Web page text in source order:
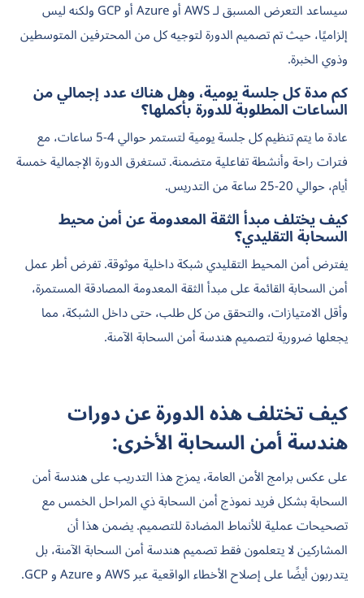
سيساعد التعرض المسبق لـ AWS أو Azure أو GCP ولكنه ليس
إلزاميًا، حيث تم تصميم الدورة لتوجيه كل من المحترفين المتوسطين
وذوي الخبرة.
كم مدة كل جلسة يومية، وهل هناك عدد إجمالي من
الساعات المطلوبة للدورة بأكملها؟
عادة ما يتم تنظيم كل جلسة يومية لتستمر حوالي 4-5 ساعات، مع
فترات راحة وأنشطة تفاعلية متضمنة. تستغرق الدورة الإجمالية خمسة
أيام، حوالي 20-25 ساعة من التدريس.
كيف يختلف مبدأ الثقة المعدومة عن أمن محيط
السحابة التقليدي؟
يفترض أمن المحيط التقليدي شبكة داخلية موثوقة. تفرض أطر عمل
أمن السحابة القائمة على مبدأ الثقة المعدومة المصادقة المستمرة،
وأقل الامتيازات، والتحقق من كل طلب، حتى داخل الشبكة، مما
يجعلها ضرورية لتصميم هندسة أمن السحابة الآمنة.
كيف تختلف هذه الدورة عن دورات
هندسة أمن السحابة الأخرى:
على عكس برامج الأمن العامة، يمزج هذا التدريب على هندسة أمن
السحابة بشكل فريد نموذج أمن السحابة ذي المراحل الخمس مع
تصحيحات عملية للأنماط المضادة للتصميم. يضمن هذا أن
المشاركين لا يتعلمون فقط تصميم هندسة أمن السحابة الآمنة، بل
يتدربون أيضًا على إصلاح الأخطاء الواقعية عبر AWS و Azure و GCP.